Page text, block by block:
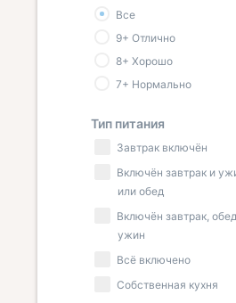
Все
9+ Отлично
8+ Хорошо
7+ Нормально
Тип питания
Завтрак включён
Включён завтрак и
или обед
Включён завтрак,
ужин
Всё включено
Собственная кухня